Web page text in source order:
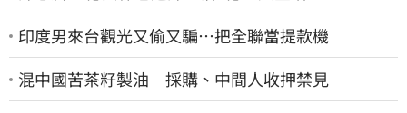
印度男來台觀光又偷又騙…把全聯當提款機
混中國苦茶籽製油 採購、中間人收押禁見